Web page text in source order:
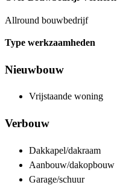
Allround bouwbedrijf
Type werkzaamheden
Nieuwbouw
Vrijstaande woning
Verbouw
Dakkapel/dakraam
Aanbouw/dakopbouw
Garage/schuur